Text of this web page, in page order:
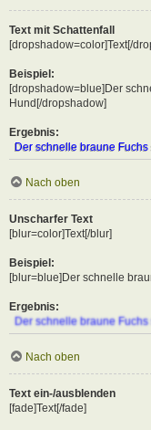
Text mit Schattenfall
[dropshadow=color]Text[/
Beispiel:
[dropshadow=blue]Der
Hund[/dropshadow]
Ergebnis:
Der schnelle braune
Nach oben
Unscharfer Text
[blur=color]Text[/blur]
Beispiel:
[blur=blue]Der schnelle
Ergebnis:
Der schnelle braune
Nach oben
Text ein-/ausblenden
[fade]Text[/fade]